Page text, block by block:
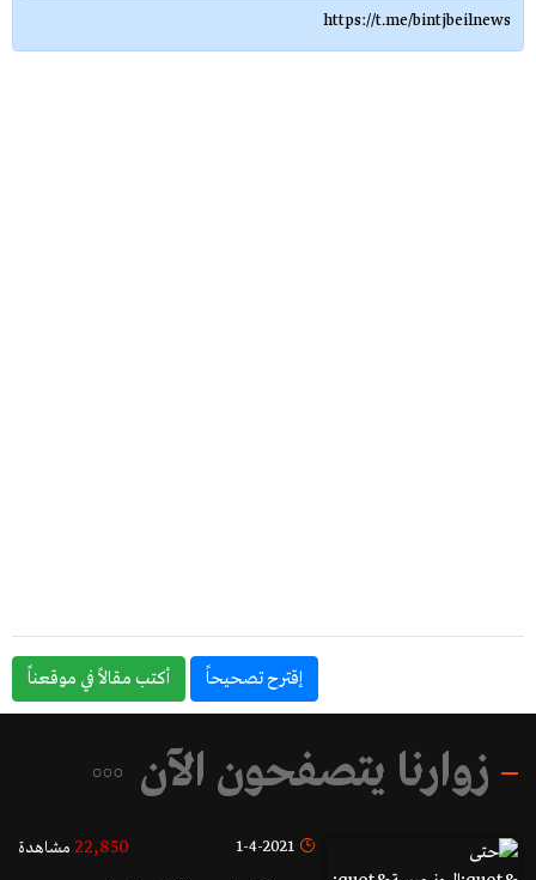
https://t.me/bintjbeilnews
إقترح تصحيحاً أكتب مقالاً في موقعناً
زوارنا يتصفحون الآن
1-4-2021
22,850 مشاهدة